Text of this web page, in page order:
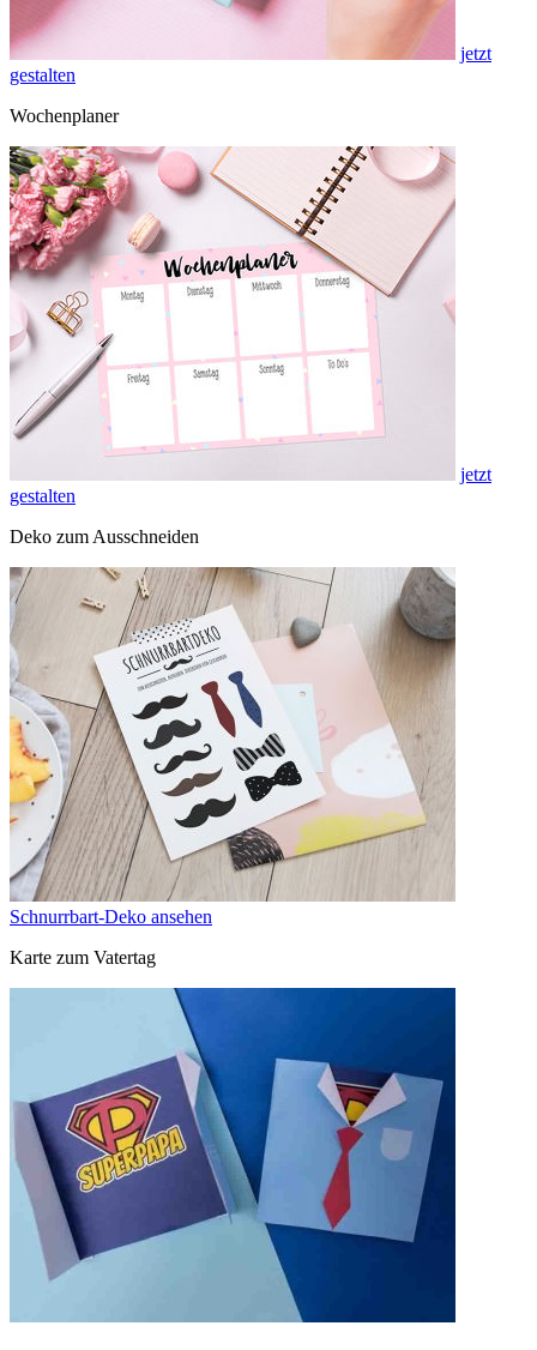
jetzt
gestalten
Wochenplaner
jetzt
gestalten
Deko zum Ausschneiden
Schnurrbart-Deko ansehen
Karte zum Vatertag